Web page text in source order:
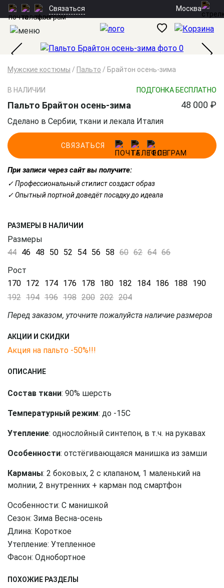
Связаться Москва
Мужские костюмы / Пальто / Брайтон осень-зима
В НАЛИЧИИ ПОДГОНКА БЕСПЛАТНО
Пальто Брайтон осень-зима 48 000 ₽
Сделано в Сербии, ткани и лекала Италия
СВЯЗАТЬСЯ
При записи через сайт вы получите:
✓ Профессиональный стилист создаст образ
✓ Опытный портной доведёт посадку до идеала
РАЗМЕРЫ В НАЛИЧИИ
Размеры
44 46 48 50 52 54 56 58 60 62 64 66
Рост
170 172 174 176 178 180 182 184 186 188 190
192 194 196 198 200 202 204
Перед заказом, уточните пожалуйста наличие размеров
АКЦИИ И СКИДКИ
Акция на пальто -50%!!!
ОПИСАНИЕ
Состав ткани: 90% шерсть
Температурный режим: до -15С
Утепление: однослойный синтепон, в т.ч. на рукавах
Особенности: отстёгивающаяся манишка из замши
Карманы: 2 боковых, 2 с клапаном, 1 маленький на
молнии, 2 внутренних + карман под смартфон
Особенности: С манишкой
Сезон: Зима Весна-осень
Длина: Короткое
Утепление: Утепленное
Фасон: Однобортное
ПОХОЖИЕ РАЗДЕЛЫ